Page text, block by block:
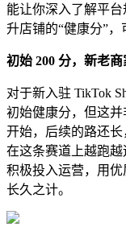
能让你深入了解平
升店铺的“健康分”，
初始 200 分，新老
对于新入驻 TikTok
初始健康分，但这
开始，后续的路还
在这条赛道上越跑越
积极投入运营，用
长久之计。